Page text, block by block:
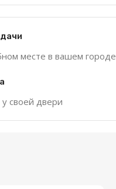
месте в вашем городе
своей двери